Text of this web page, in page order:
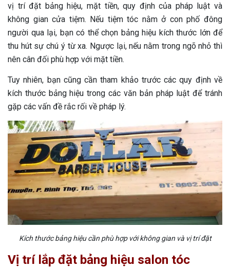
vị trí đặt bảng hiệu, mặt tiền, quy định của pháp luật và
không gian cửa tiệm. Nếu tiệm tóc nằm ở con phố đông
người qua lại, bạn có thể chọn bảng hiệu kích thước lớn để
thu hút sự chú ý từ xa. Ngược lại, nếu nằm trong ngõ nhỏ thì
nên cân đối phù hợp với mặt tiền.
Tuy nhiên, bạn cũng cần tham khảo trước các quy định về
kích thước bảng hiệu trong các văn bản pháp luật để tránh
gặp các vấn đề rắc rối về pháp lý.
Kích thước bảng hiệu cần phù hợp với không gian và vị trí đặt
Vị trí lắp đặt bảng hiệu salon tóc